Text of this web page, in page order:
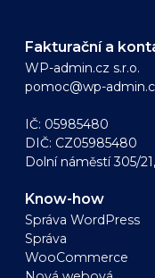
Fakturační a
WP-admin.cz s.r.o.
pomoc@wp-
IČ: 05985480
DIČ: CZ05985480
Dolní náměstí 305/
Know-how
Správa WordPress
Správa
WooCommerce